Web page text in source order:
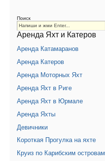
Поиск
Аренда Яхт и Катеров
Аренда Катамаранов
Аренда Катеров
Аренда Моторных Яхт
Аренда Яхт в Риге
Аренда Яхт в Юрмале
Аренда Яхты
Девичники
Короткая Прогулка на яхте
Круиз по Карибским островам